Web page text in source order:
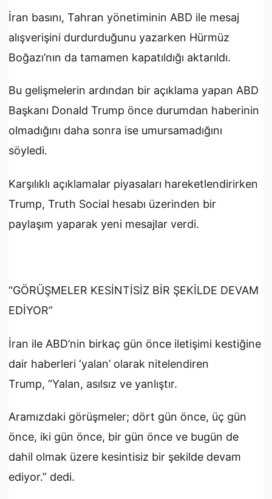
İran basını, Tahran yönetiminin ABD ile mesaj
alışverişini durdurduğunu yazarken Hürmüz
Boğazı’nın da tamamen kapatıldığı aktarıldı.
Bu gelişmelerin ardından bir açıklama yapan ABD
Başkanı Donald Trump önce durumdan haberinin
olmadığını daha sonra ise umursamadığını
söyledi.
Karşılıklı açıklamalar piyasaları hareketlendirirken
Trump, Truth Social hesabı üzerinden bir
paylaşım yaparak yeni mesajlar verdi.
“GÖRÜŞMELER KESİNTİSİZ BİR ŞEKİLDE DEVAM
EDİYOR”
İran ile ABD’nin birkaç gün önce iletişimi kestiğine
dair haberleri ‘yalan’ olarak nitelendiren
Trump, “Yalan, asılsız ve yanlıştır.
Aramızdaki görüşmeler; dört gün önce, üç gün
önce, iki gün önce, bir gün önce ve bugün de
dahil olmak üzere kesintisiz bir şekilde devam
ediyor.” dedi.